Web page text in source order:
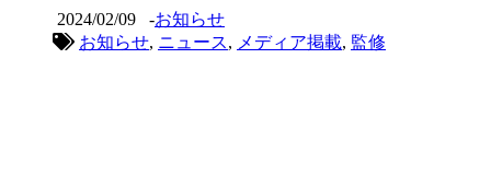
2024/02/09 -お知らせ
お知らせ, ニュース, メディア掲載, 監修